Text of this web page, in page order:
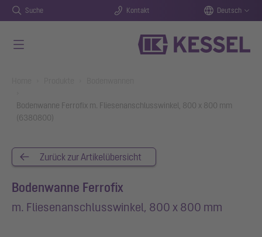
Suche Kontakt Deutsch
Bodenwanne Ferrofix m. Fliesenanschlusswinkel, 800 x 800 mm
(6380800)
Zurück zur Artikelübersicht
Bodenwanne Ferrofix
m. Fliesenanschlusswinkel, 800 x 800 mm